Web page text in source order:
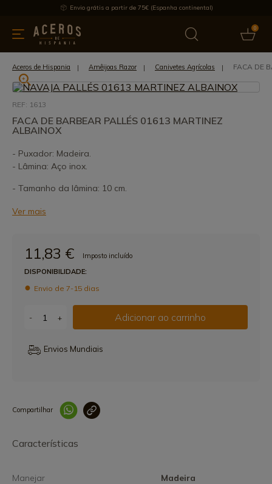
Envio grátis a partir de 75€ (Espanha continental)
0
& Utensílios de cozinha Oferece Últimas notícias
Aceros de Hispania Amêijoas Razor Canivetes Agrícolas FACA DE
REF: 1613
FACA DE BARBEAR PALLÉS 01613 MARTINEZ
ALBAINOX
- Puxador: Madeira.
- Lâmina: Aço inox.
- Tamanho da lâmina: 10 cm.
Ver mais
11,83 €
Imposto incluído
DISPONIBILIDADE:
Envio de 7-15 dias
- + Adicionar ao carrinho
Envios Mundiais
Compartilhar
Características
Manejar
Madeira